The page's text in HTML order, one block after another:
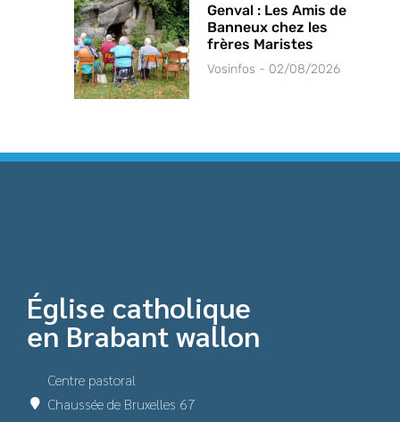
Genval : Les Amis de
Banneux chez les
frères Maristes
Vosinfos 02/08/2026
Église catholique
en Brabant wallon
Centre pastoral
Chaussée de Bruxelles 67